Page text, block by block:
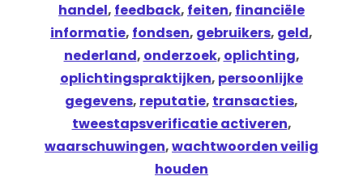
handel, feedback, feiten, financiële
informatie, fondsen, gebruikers, geld,
nederland, onderzoek, oplichting,
oplichtingspraktijken, persoonlijke
gegevens, reputatie, transacties,
tweestapsverificatie activeren,
waarschuwingen,wachtwoorden veilig
houden